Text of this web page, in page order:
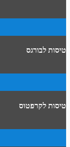
טיסות לבורגס
טיסות לקרפטוס